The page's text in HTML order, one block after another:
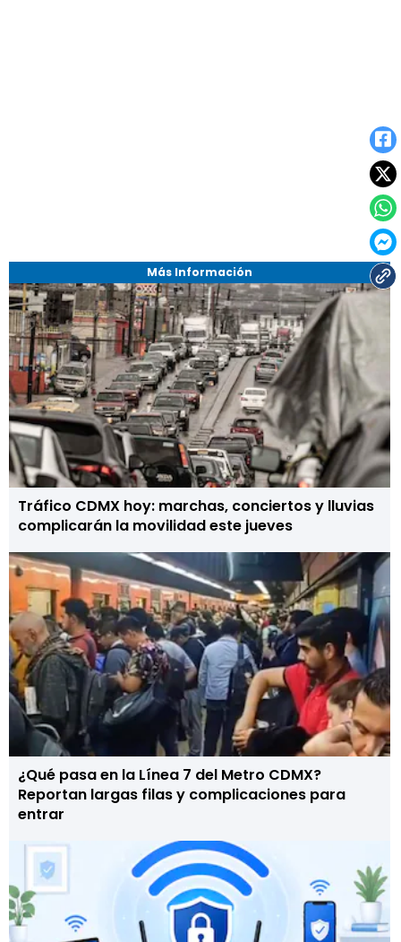
Más Información
Tráfico CDMX hoy: marchas, conciertos y lluvias
complicarán la movilidad este jueves
¿Qué pasa en la Línea 7 del Metro CDMX?
Reportan largas filas y complicaciones para
entrar